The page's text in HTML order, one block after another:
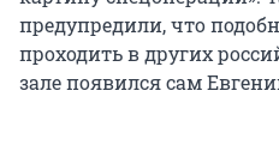
предупредили, что
проходить в других
зале появился сам